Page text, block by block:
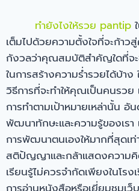
ทํายังไงให้รวย pantip
เต็มไปด้วยความตั้งใจที่จะก้าว
กังวลว่าคุณสมบัติสำคัญใดที่จะ
ในการสร้างความร่ำรวยได้บ้า
วิธีการที่จะทำให้คุณเป็นคนรวย
การทำตามเป้าหมายเหล่านั้น
พัฒนาทักษะและความรู้ของเรา
การพัฒนาตนเองให้มากที่สุดเท่
สติปัญญาและกล้าแสดงความคิ
เรียนรู้ไม่ควรจำกัดเพียงในโร